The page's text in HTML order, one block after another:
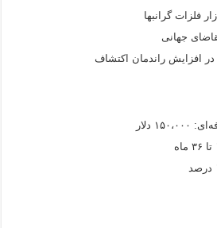
افزایش راندمان اکتشاف
دلار